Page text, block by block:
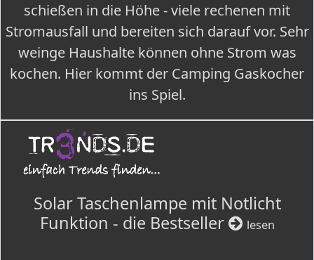
schießen in die Höhe - viele rechenen mit
Stromausfall und bereiten sich darauf vor. Sehr
weinge Haushalte können ohne Strom was
kochen. Hier kommt der Camping Gaskocher
ins Spiel.
Solar Taschenlampe mit Notlicht
Funktion - die Bestseller
lesen